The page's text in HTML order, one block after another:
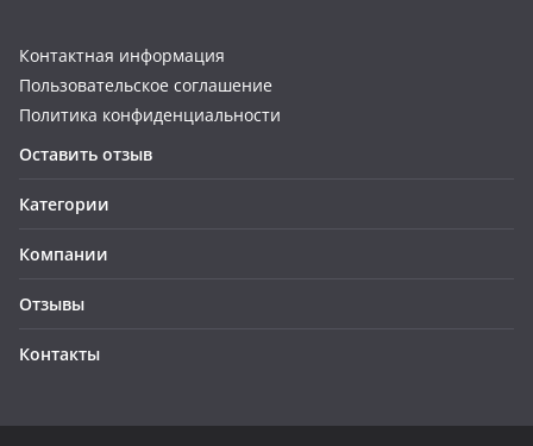
Контактная информация
Пользовательское соглашение
Политика конфиденциальности
Оставить отзыв
Категории
Компании
Отзывы
Контакты